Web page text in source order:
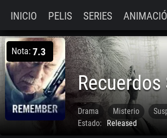
INICIO PELIS SERIES
Nota:7.3
Drama Misterio
Estado:
Released